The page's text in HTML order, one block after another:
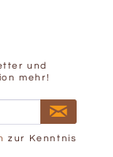
und
mehr!
zur Kenntnis